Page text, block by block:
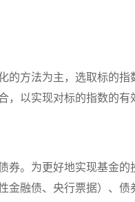
的方法为主，选取标的
以实现对标的指数的有
券。为更好地实现基金
金融债、央行票据）、